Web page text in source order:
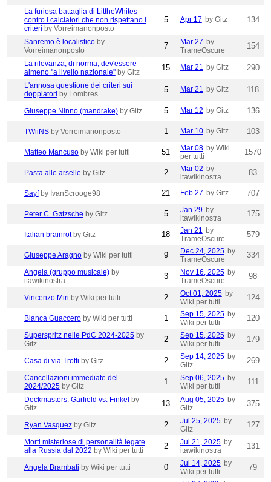
La furiosa battaglia di LittheWhites
contro i calciatori che non rispettano i
criteri by Vorreimanonposto
5 Apr 17 by Gitz 134
Sanremo è localistico by
Vorreimanonposto
7 Mar 27 by
TrameOscure
154
La rilevanza, di norma, dev'essere
almeno ''a livello nazionale'' by Gitz 15 Mar 21 by Gitz 290
L'annosa questione dei criteri sui
doppiatori by Lombres 5 Mar 21 by Gitz 118
Giuseppe Ninno (mandrake) by Gitz 5 Mar 12 by Gitz 136
TWiiNS by Vorreimanonposto 1 Mar 10 by Gitz 103
Matteo Mancuso by Wiki per tutti 51 Mar 08 by Wiki
per tutti
1570
Pasta alle arselle by Gitz 2 Mar 02 by
itawikinostra
83
Sayf by IvanScrooge98 21 Feb 27 by Gitz 707
Peter C. Gøtzsche by Gitz 5 Jan 29 by
itawikinostra
175
Italian brainrot by Gitz 18 Jan 21 by
TrameOscure
579
Giuseppe Aragno by Wiki per tutti 9 Dec 24, 2025 by
TrameOscure
334
Angela (gruppo musicale) by
itawikinostra
3 Nov 16, 2025 by
TrameOscure
98
Vincenzo Miri by Wiki per tutti 2 Oct 01, 2025 by
Wiki per tutti
124
Bianca Guaccero by Wiki per tutti 1 Sep 15, 2025 by
Wiki per tutti
120
Superspritz nelle PdC 2024-2025 by
Gitz
2 Sep 15, 2025 by
Wiki per tutti
179
Casa di via Trotti by Gitz 2 Sep 14, 2025 by
Gitz
269
Cancellazioni immediate del
2024/2025 by Gitz 1 Sep 06, 2025 by
Wiki per tutti
111
Deckmasters: Garfield vs. Finkel by
Gitz
13 Aug 05, 2025 by
Gitz
375
Ryan Vasquez by Gitz 2 Jul 25, 2025 by
Gitz
127
Morti misteriose di personalità legate
alla Russia dal 2022 by Wiki per tutti 2 Jul 21, 2025 by
itawikinostra
131
Angela Brambati by Wiki per tutti 0 Jul 14, 2025 by
Wiki per tutti
79